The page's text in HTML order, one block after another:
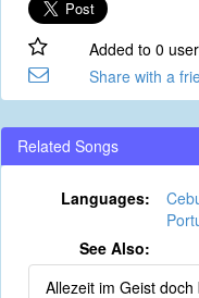
Added to 0
Share with a
Related Songs
Languages:
See Also:
Allezeit im Geist doch